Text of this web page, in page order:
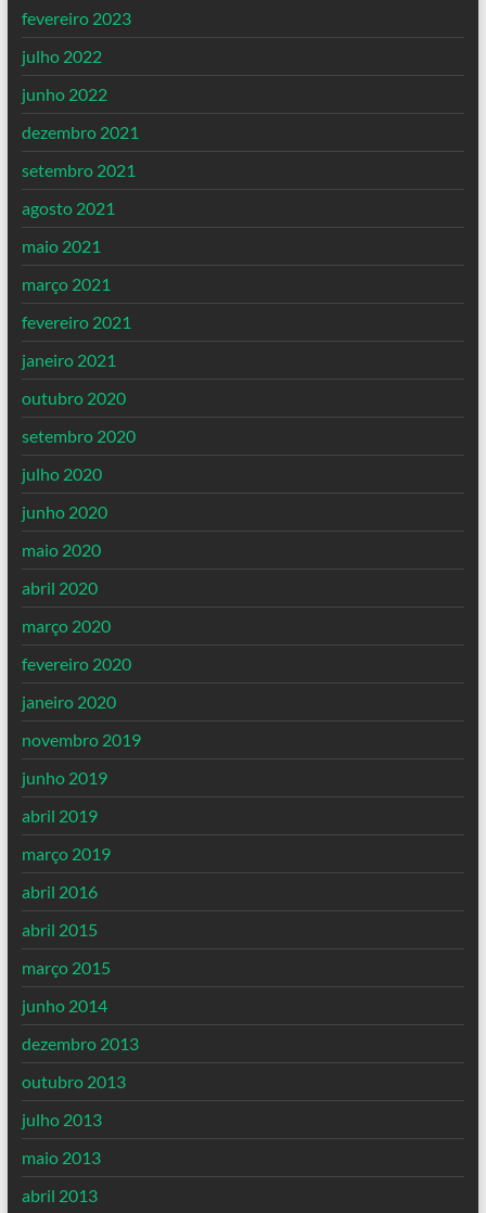
fevereiro 2023
julho 2022
junho 2022
dezembro 2021
setembro 2021
agosto 2021
maio 2021
março 2021
fevereiro 2021
janeiro 2021
outubro 2020
setembro 2020
julho 2020
junho 2020
maio 2020
abril 2020
março 2020
fevereiro 2020
janeiro 2020
novembro 2019
junho 2019
abril 2019
março 2019
abril 2016
abril 2015
março 2015
junho 2014
dezembro 2013
outubro 2013
julho 2013
maio 2013
abril 2013